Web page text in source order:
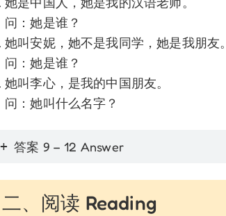
问：她是谁？
她叫安妮，她不是我同学，她是我朋友。
问：她是谁？
她叫李心，是我的中国朋友。
问：她叫什么名字？
答案 9 – 12 Answer
二、阅读 Reading